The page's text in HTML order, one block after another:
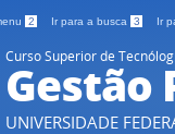
2 Ir para a busca 3 Ir
Curso Superior de
Gestão
UNIVERSIDADE